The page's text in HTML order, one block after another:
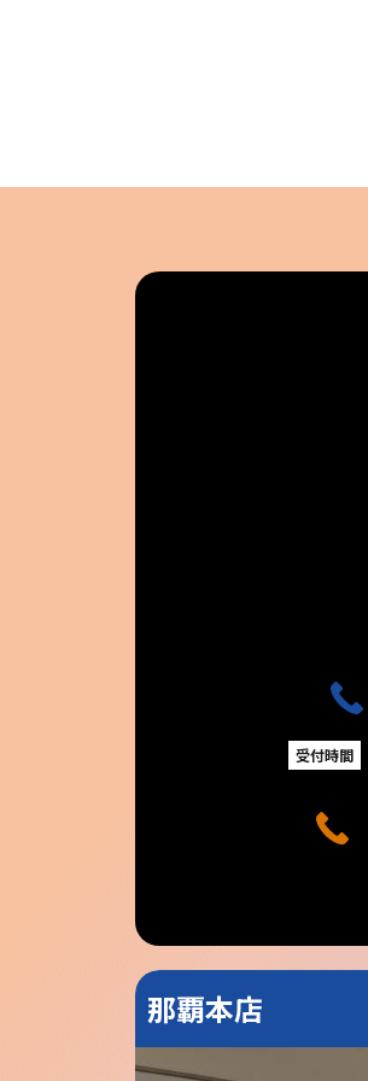
受付時間
那覇本店